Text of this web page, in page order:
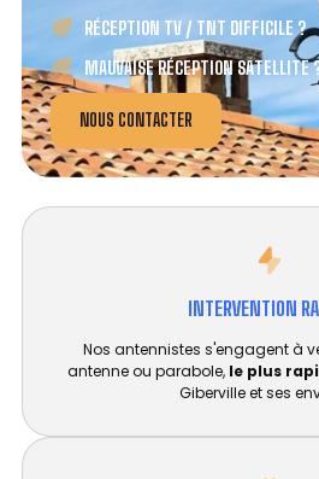
RÉCEPTION TV / TNT DIFFICILE ?
MAUVAISE RÉCEPTION SATELLITE
NOUS CONTACTER
INTERVENTION
Nos antennistes s'engagent à
antenne ou parabole, le plus
Giberville et ses